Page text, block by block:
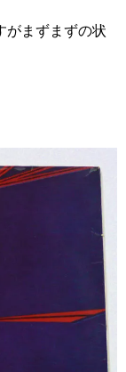
がまずまずの状